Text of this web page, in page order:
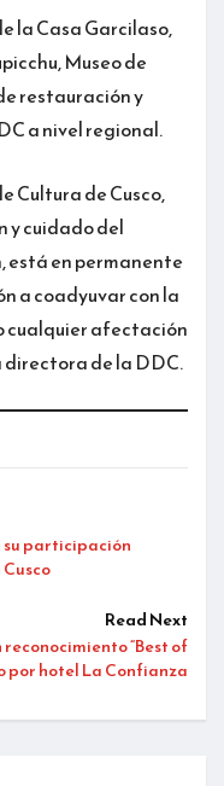
la Casa Garcilaso,
Museo de
restauración y
a nivel regional.
Cultura de Cusco,
y cuidado del
está en permanente
a coadyuvar con la
cualquier afectación
directora de la DDC.
su participación
Cusco
Read Next
“Best of
por hotel La Confianza